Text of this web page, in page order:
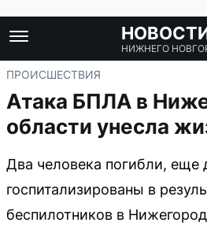
НИЖНЕГО
ПРОИСШЕСТВИЯ
Атака БПЛА в
области унесла
Два человека погибли, еще
госпитализированы в
беспилотников в